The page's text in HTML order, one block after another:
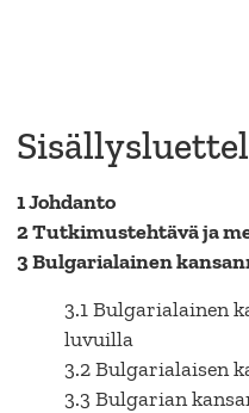
1 Johdanto
2 Tutkimustehtävä ja
3 Bulgarialainen
3.1 Bulgarialainen
luvuilla
3.2 Bulgarialaisen
3.3 Bulgarian